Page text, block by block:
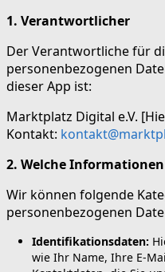
1. Verantwortlicher
Der Verantwortliche für
personenbezogenen
dieser App ist:
Marktplatz Digital e.V.
Kontakt:
2. Welche
Wir können folgende
personenbezogenen
Identifikationsdaten:
wie Ihr Name, Ihre E-